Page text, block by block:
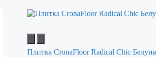
Плитка CronaFloor Radical Chiс Белуна